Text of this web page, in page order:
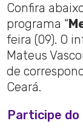
Confira
programa “
feira (09). O
Mateus
de
Ceará.
Participe do